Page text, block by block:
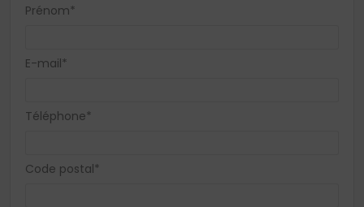
Prénom*
E-mail*
Téléphone*
Code postal*